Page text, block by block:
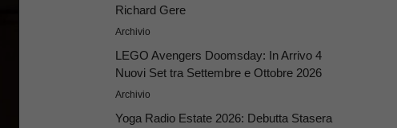
Richard Gere
Archivio
LEGO Avengers Doomsday: In Arrivo 4
Nuovi Set tra Settembre e Ottobre 2026
Archivio
Yoga Radio Estate 2026: Debutta Stasera